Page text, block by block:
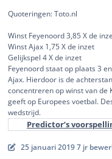
Quoteringen: Toto.nl
Winst Feyenoord 3,85 X de
Winst Ajax 1,75 X de inzet
Gelijkspel 4 X de inzet
Feyenoord staat op plaats 3
Ajax. Hierdoor is de
concentreren op winst van de
geeft op Europees voetbal.
wedstrijd.
Predictor’s
25 januari 20197 jr